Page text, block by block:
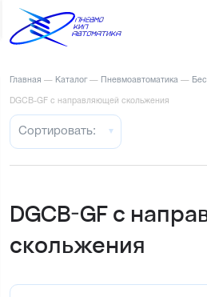
Главная — Каталог — Пневмоавтоматика —
DGCB-GF c направляющей скольжения
Сортировать:
DGCB-GF c
скольжения